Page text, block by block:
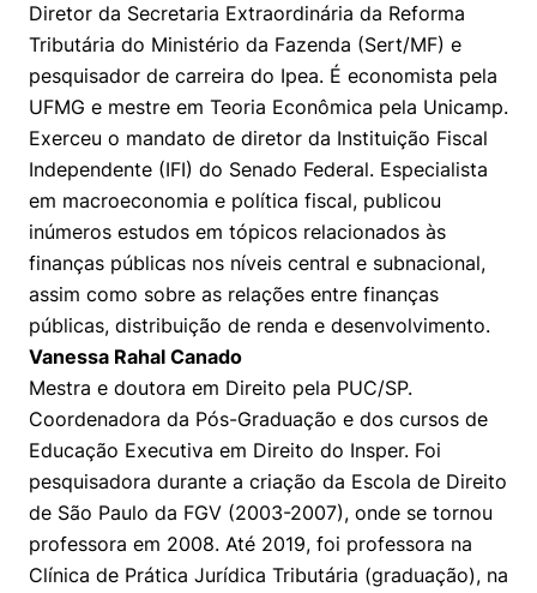
Diretor da Secretaria Extraordinária da Reforma
Tributária do Ministério da Fazenda (Sert/MF) e
pesquisador de carreira do Ipea. É economista pela
UFMG e mestre em Teoria Econômica pela Unicamp.
Exerceu o mandato de diretor da Instituição Fiscal
Independente (IFI) do Senado Federal. Especialista
em macroeconomia e política fiscal, publicou
inúmeros estudos em tópicos relacionados às
finanças públicas nos níveis central e subnacional,
assim como sobre as relações entre finanças
públicas, distribuição de renda e desenvolvimento.
Vanessa Rahal Canado
Mestra e doutora em Direito pela PUC/SP.
Coordenadora da Pós-Graduação e dos cursos de
Educação Executiva em Direito do Insper. Foi
pesquisadora durante a criação da Escola de Direito
de São Paulo da FGV (2003-2007), onde se tornou
professora em 2008. Até 2019, foi professora na
Clínica de Prática Jurídica Tributária (graduação), na